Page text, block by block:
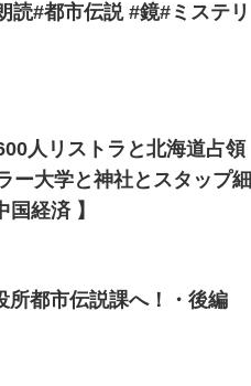
読#都市伝説 #鏡#ミステリ
人リストラと北海道占領
ー大学と神社とスタップ細
経済 】
所都市伝説課へ！・後編